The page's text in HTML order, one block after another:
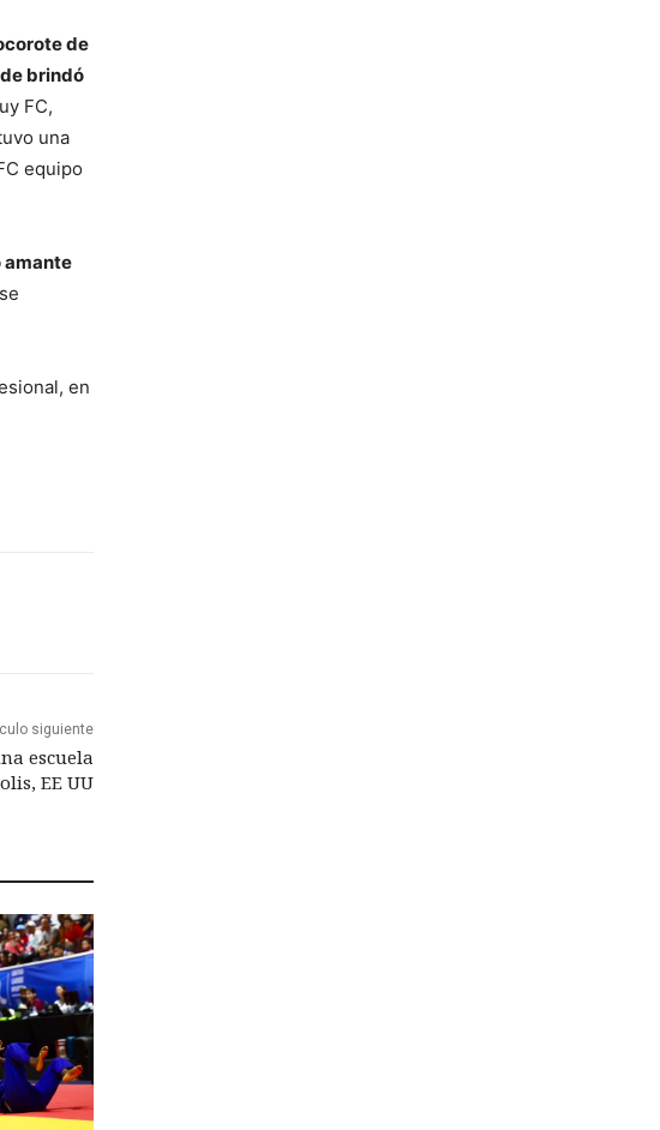
de
brindó
FC,
una
equipo
amante
en
siguiente
escuela
EE UU